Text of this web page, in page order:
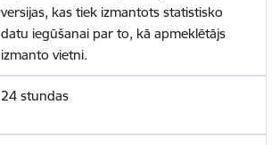
versijas, kas tiek izmantots statistisko
datu iegūšanai par to, kā apmeklētājs
izmanto vietni.
24 stundas